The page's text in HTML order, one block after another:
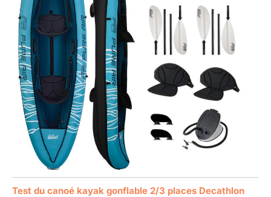
Test du canoé kayak gonflable 2/3 places Decathlon